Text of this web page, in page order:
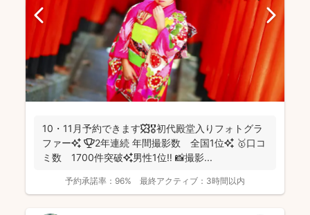
10・11月予約できます🍁🎖初代殿堂入りフォトグラ
ファー✨ 🏆2年連続 年間撮影数 全国1位✨ 🥇口コ
ミ数 1700件突破✨男性1位‼️ 📸撮影...
予約承諾率： 96% 最終アクティブ： 3時間以内